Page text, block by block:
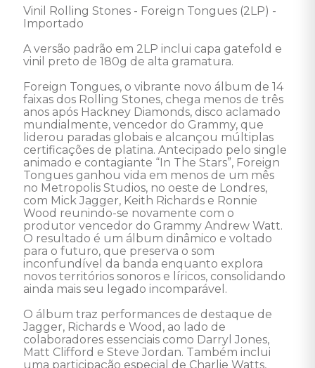
Vinil Rolling Stones - Foreign Tongues (2LP) -
Importado
A versão padrão em 2LP inclui capa gatefold e
vinil preto de 180g de alta gramatura.
Foreign Tongues, o vibrante novo álbum de 14
faixas dos Rolling Stones, chega menos de três
anos após Hackney Diamonds, disco aclamado
mundialmente, vencedor do Grammy, que
liderou paradas globais e alcançou múltiplas
certificações de platina. Antecipado pelo single
animado e contagiante “In The Stars”, Foreign
Tongues ganhou vida em menos de um mês
no Metropolis Studios, no oeste de Londres,
com Mick Jagger, Keith Richards e Ronnie
Wood reunindo-se novamente com o
produtor vencedor do Grammy Andrew Watt.
O resultado é um álbum dinâmico e voltado
para o futuro, que preserva o som
inconfundível da banda enquanto explora
novos territórios sonoros e líricos, consolidando
ainda mais seu legado incomparável.
O álbum traz performances de destaque de
Jagger, Richards e Wood, ao lado de
colaboradores essenciais como Darryl Jones,
Matt Clifford e Steve Jordan. Também inclui
uma participação especial de Charlie Watts,